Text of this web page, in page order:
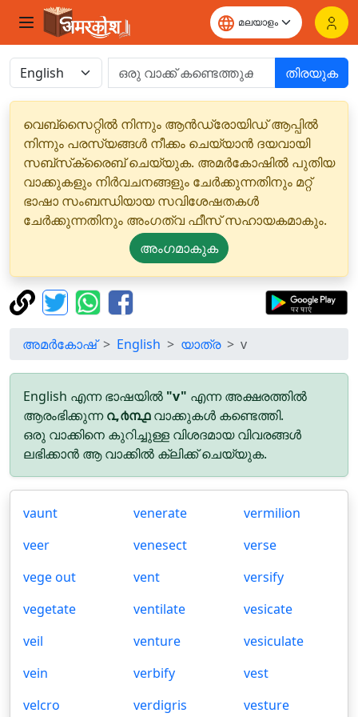
തിരയുക
വെബ്‌സൈറ്റിൽ നിന്നും ആൻഡ്രോയിഡ് ആപ്പിൽ
നിന്നും പരസ്യങ്ങൾ നീക്കം ചെയ്യാൻ ദയവായി
സബ്‌സ്‌ക്രൈബ് ചെയ്യുക. അമർകോഷിൽ പുതിയ
വാക്കുകളും നിർവചനങ്ങളും ചേർക്കുന്നതിനും മറ്റ്
ഭാഷാ സംബന്ധിയായ സവിശേഷതകൾ
ചേർക്കുന്നതിനും അംഗത്വ ഫീസ് സഹായകമാകും.
അംഗമാകുക
അമർകോഷ് English യാത്ര v
English എന്ന ഭാഷയിൽ "v" എന്ന അക്ഷരത്തിൽ
ആരംഭിക്കുന്ന൨,൪൩൧വാക്കുകൾ കണ്ടെത്തി.
ഒരു വാക്കിനെ കുറിച്ചുള്ള വിശദമായ വിവരങ്ങൾ
ലഭിക്കാൻ ആ വാക്കിൽ ക്ലിക്ക് ചെയ്യുക.
vaunt
veer
vege out
vegetate
veil
vein
velcro
venerate
venesect
vent
ventilate
venture
verbify
verdigris
vermilion
verse
versify
vesicate
vesiculate
vest
vesture